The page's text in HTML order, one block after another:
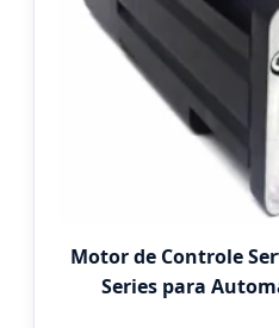
Motor de Controle
Series para